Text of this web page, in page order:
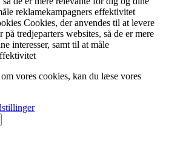
reklamekampagners effektivitet
Cookies, der anvendes til at levere
på tredjeparters websites, så de er mere
interesser, samt til at måle
vores cookies, kan du læse vores